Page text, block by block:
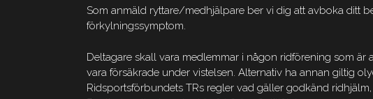
Som anmäld ryttare/medhjälpare ber vi dig att avboka ditt
förkylningssymptom.
Deltagare skall vara medlemmar i någon ridförening som
vara försäkrade under vistelsen. Alternativ ha annan giltig
Ridsportsförbundets TRs regler vad gäller godkänd